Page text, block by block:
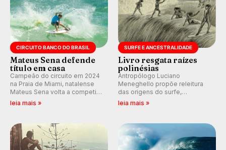
CIRCUITO BANCO DO BRASIL
Mateus Sena defende
título em casa
Campeão do circuito em 2024
na Praia de Miami, natalense
Mateus Sena volta a competir
em casa em busca de manter a
leia mais »
SURFE E ANCESTRALIDADE
Livro resgata raízes
polinésias
Antropólogo Luciano
Meneghello propõe releitura
das origens do surfe,
resgatando a cultura polinésia
prática em esporte e indústria.
leia mais »